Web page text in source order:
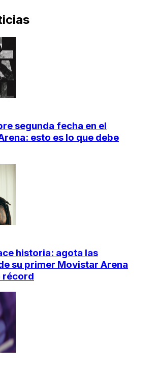
segunda fecha en el
esto es lo que debe
historia: agota las
su primer Movistar Arena
récord